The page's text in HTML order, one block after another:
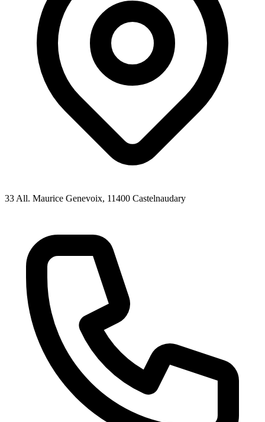
33 All. Maurice Genevoix, 11400 Castelnaudary